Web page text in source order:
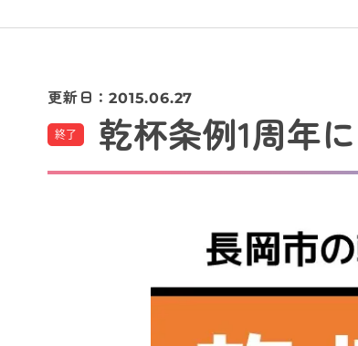
更新日：2015.06.27
終了 乾杯条例1周年